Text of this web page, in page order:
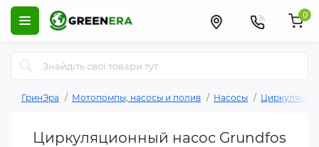
0
ГринЭра Мотопомпы, насосы и полив Насосы
Циркуляционный насос Grundfos